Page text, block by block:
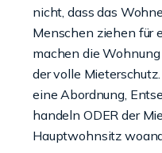
nicht, dass das
Menschen ziehen für
machen die
der volle
eine Abordnung,
handeln ODER der
Hauptwohnsitz